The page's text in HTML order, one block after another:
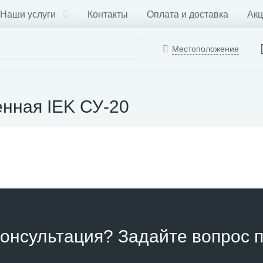
Наши услуги Контакты Оплата и доставка
Местоположение
IEK СУ-20
Задайте вопрос